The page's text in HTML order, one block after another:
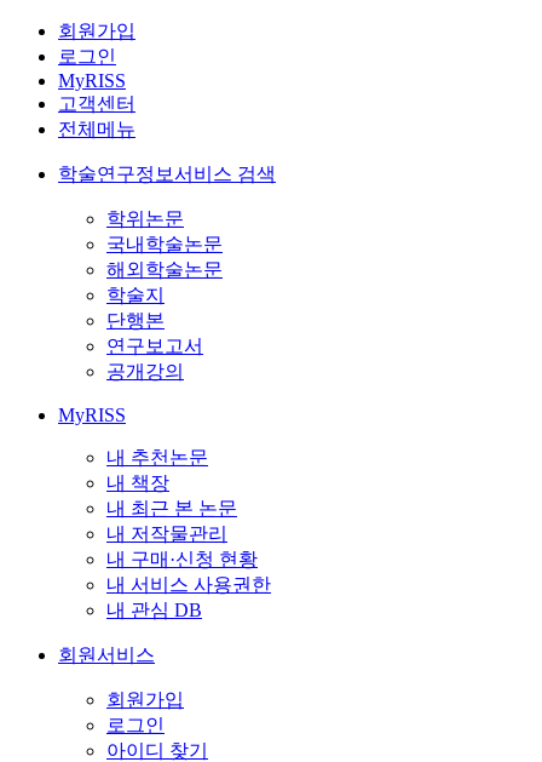
회원가입
로그인
MyRISS
고객센터
전체메뉴
학술연구정보서비스 검색
학위논문
국내학술논문
해외학술논문
학술지
단행본
연구보고서
공개강의
MyRISS
내 추천논문
내 책장
내 최근 본 논문
내 저작물관리
내 구매·신청 현황
내 서비스 사용권한
내 관심 DB
회원서비스
회원가입
로그인
아이디 찾기